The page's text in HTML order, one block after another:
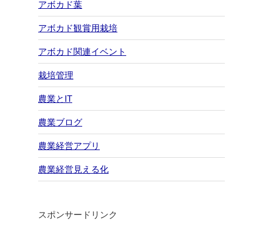
アボカド葉
アボカド観賞用栽培
アボカド関連イベント
栽培管理
農業とIT
農業ブログ
農業経営アプリ
農業経営見える化
スポンサードリンク